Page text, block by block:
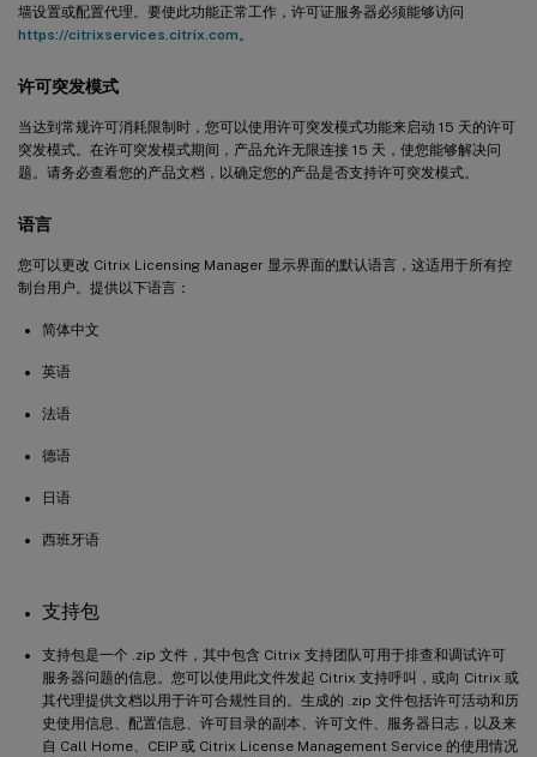
墙设置或配置代理。要使此功能正常工作，许可证服务器必须能够访问
https://citrixservices.citrix.com。
许可突发模式
当达到常规许可消耗限制时，您可以使用许可突发模式功能来启动 15 天的许可
突发模式。在许可突发模式期间，产品允许无限连接 15 天，使您能够解决问
题。请务必查看您的产品文档，以确定您的产品是否支持许可突发模式。
语言
您可以更改 Citrix Licensing Manager 显示界面的默认语言，这适用于所有控
制台用户。提供以下语言：
简体中文
英语
法语
德语
日语
西班牙语
支持包
支持包是一个 .zip 文件，其中包含 Citrix 支持团队可用于排查和调试许可
服务器问题的信息。您可以使用此文件发起 Citrix 支持呼叫，或向 Citrix 或
其代理提供文档以用于许可合规性目的。生成的 .zip 文件包括许可活动和历
史使用信息、配置信息、许可目录的副本、许可文件、服务器日志，以及来
自 Call Home、CEIP 或 Citrix License Management Service 的使用情况